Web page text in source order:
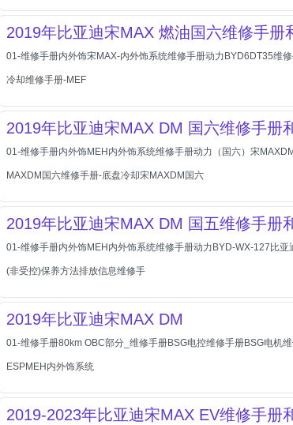
2019年比亚迪宋MAX 燃油国六维修手册
01-维修手册内外饰宋MAX-内外饰系统维修手册动力BYD6DT35维
冷却维修手册-MEF
2019年比亚迪宋MAX DM 国六维修手册
01-维修手册内外饰MEH内外饰系统维修手册动力（国六）宋
MAXDM国六维修手册-底盘冷却宋MAXDM国六
2019年比亚迪宋MAX DM 国五维修手册
01-维修手册内外饰MEH内外饰系统维修手册动力BYD-WX-127比
(非受控)保养方法排放信息维修手
2019年比亚迪宋MAX DM
01-维修手册80km OBC部分_维修手册BSG电控维修手册BSG电机
ESPMEH内外饰系统
2019-2023年比亚迪宋MAX EV维修手册